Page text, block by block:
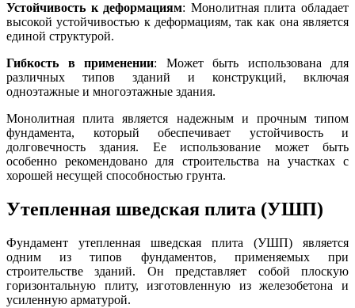
Устойчивость к деформациям: Монолитная плита обладает
высокой устойчивостью к деформациям, так как она является
единой структурой.
Гибкость в применении: Может быть использована для
различных типов зданий и конструкций, включая
одноэтажные и многоэтажные здания.
Монолитная плита является надежным и прочным типом
фундамента, который обеспечивает устойчивость и
долговечность здания. Ее использование может быть
особенно рекомендовано для строительства на участках с
хорошей несущей способностью грунта.
Утепленная шведская плита (УШП)
Фундамент утепленная шведская плита (УШП) является
одним из типов фундаментов, применяемых при
строительстве зданий. Он представляет собой плоскую
горизонтальную плиту, изготовленную из железобетона и
усиленную арматурой.